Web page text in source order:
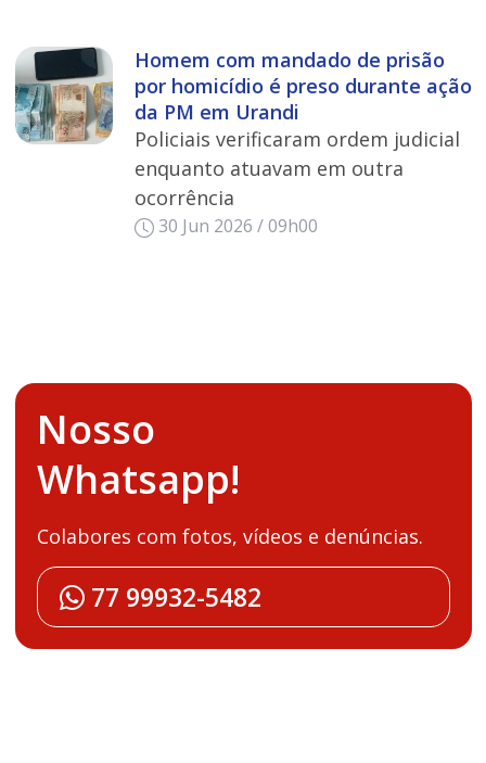
Homem com mandado de prisão
por homicídio é preso durante ação
da PM em Urandi
Policiais verificaram ordem judicial
enquanto atuavam em outra
ocorrência
30 Jun 2026 / 09h00
Nosso
Whatsapp!
Colabores com fotos, vídeos e denúncias.
77 99932-5482